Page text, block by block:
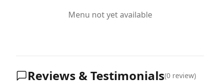
Menu not yet available
Reviews & Testimonials(0 review)